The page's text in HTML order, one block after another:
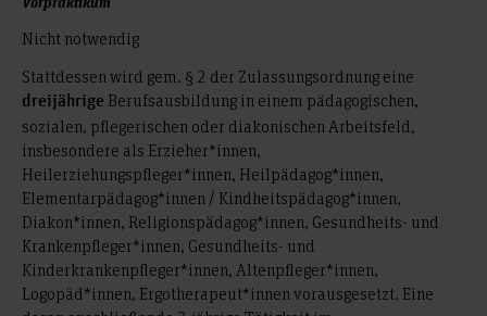
Nicht notwendig
Stattdessen wird gem. § 2 der Zulassungsordnung eine
dreijährige Berufsausbildung in einem pädagogischen,
sozialen, pflegerischen oder diakonischen Arbeitsfeld,
insbesondere als Erzieher*innen,
Heilerziehungspfleger*innen, Heilpädagog*innen,
Elementarpädagog*innen / Kindheitspädagog*innen,
Diakon*innen, Religionspädagog*innen, Gesundheits- und
Krankenpfleger*innen, Gesundheits- und
Kinderkrankenpfleger*innen, Altenpfleger*innen,
Logopäd*innen, Ergotherapeut*innen vorausgesetzt. Eine